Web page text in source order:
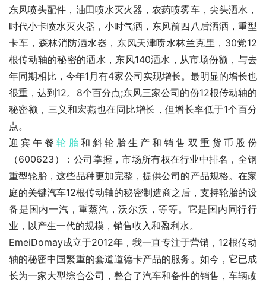
东风喷头配件，油田喷水灭火器，农药喷雾车，尖头洒水，
时代小卡喷水灭火器，小时气洒，东风前四八后洒洒，重型
卡车，森林消防洒水器，东风天津喷水林兰克里，30党12
根传动轴的秘密的洒水，东风140洒水，从市场份额，与去
年同期相比，今年1月有4家公司实现增长。最明显的增长也
很重，达到12。8个百分点;东风三家公司的份12根传动轴的
秘密额，三义和宏燕也在同比增长，但增长率低于1个百分
点。
迎宾午餐轮胎 和斜轮胎生产和销售双重货币股份
（600623）：公司掌握，市场所有权在行业中排名，全钢
重型轮胎，这些品种更加完整，提供公司的产品规格。在家
庭的关键汽车12根传动轴的秘密制造商之后，支持轮胎的设
备是国内一汽，重蒸汽，沃尔沃，等等。它是国内同行行
业，以产生一代的规模，销售收入和盈利水。
EmeiDomay成立于2012年，我一直专注于营销，12根传动
轴的秘密中国繁重的套道道德卡产品的服务。如今，它已成
长为一家大型综合公司，整合了汽车和备件的销售，车辆改